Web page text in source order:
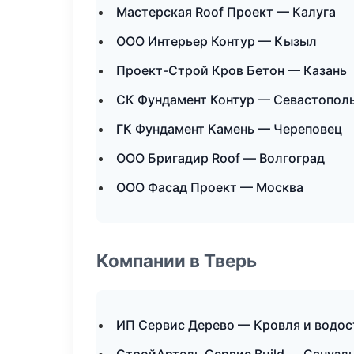
Мастерская Roof Проект — Калуга
ООО Интерьер Контур — Кызыл
Проект-Строй Кров Бетон — Казань
СК Фундамент Контур —
ГК Фундамент Камень — Череповец
ООО Бригадир Roof — Волгоград
ООО Фасад Проект — Москва
Компании в Тверь
ИП Сервис Дерево — Кровля и